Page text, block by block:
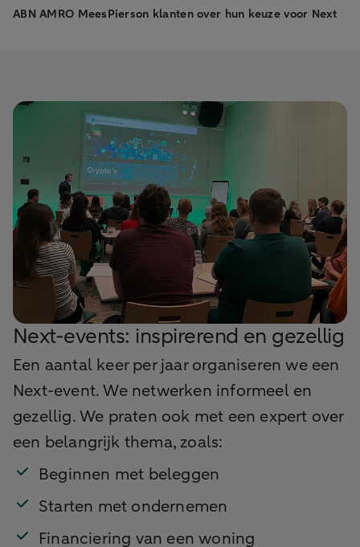
ABN AMRO MeesPierson klanten over hun keuze voor Next
Next-events: inspirerend en gezellig
Een aantal keer per jaar organiseren we een
Next-event. We netwerken informeel en
gezellig. We praten ook met een expert over
een belangrijk thema, zoals:
Beginnen met beleggen
Starten met ondernemen
Financiering van een woning